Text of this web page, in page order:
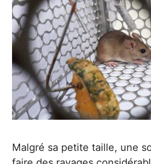
Malgré sa petite taille, une